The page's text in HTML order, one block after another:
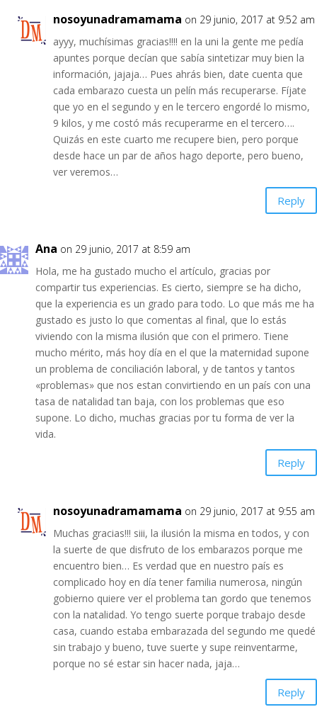
nosoyunadramamama on 29 junio, 2017 at 9:52 am
ayyy, muchísimas gracias!!!! en la uni la gente me pedía
apuntes porque decían que sabía sintetizar muy bien la
información, jajaja… Pues ahrás bien, date cuenta que
cada embarazo cuesta un pelín más recuperarse. Fíjate
que yo en el segundo y en le tercero engordé lo mismo,
9 kilos, y me costó más recuperarme en el tercero….
Quizás en este cuarto me recupere bien, pero porque
desde hace un par de años hago deporte, pero bueno,
ver veremos…
Reply
Ana on 29 junio, 2017 at 8:59 am
Hola, me ha gustado mucho el artículo, gracias por
compartir tus experiencias. Es cierto, siempre se ha dicho,
que la experiencia es un grado para todo. Lo que más me ha
gustado es justo lo que comentas al final, que lo estás
viviendo con la misma ilusión que con el primero. Tiene
mucho mérito, más hoy día en el que la maternidad supone
un problema de conciliación laboral, y de tantos y tantos
«problemas» que nos estan convirtiendo en un país con una
tasa de natalidad tan baja, con los problemas que eso
supone. Lo dicho, muchas gracias por tu forma de ver la
vida.
Reply
nosoyunadramamama on 29 junio, 2017 at 9:55 am
Muchas gracias!!! siii, la ilusión la misma en todos, y con
la suerte de que disfruto de los embarazos porque me
encuentro bien… Es verdad que en nuestro país es
complicado hoy en día tener familia numerosa, ningún
gobierno quiere ver el problema tan gordo que tenemos
con la natalidad. Yo tengo suerte porque trabajo desde
casa, cuando estaba embarazada del segundo me quedé
sin trabajo y bueno, tuve suerte y supe reinventarme,
porque no sé estar sin hacer nada, jaja…
Reply